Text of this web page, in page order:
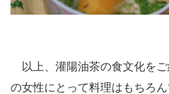
以上、灌陽油茶の食文化を
の女性にとって料理はもちろ